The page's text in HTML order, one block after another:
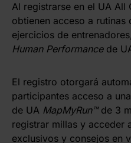
Al registrarse en el UA All
obtienen acceso a rutinas
ejercicios de
Human Performance de
El registro otorgará
participantes acceso a
de UA MapMyRun™de 3
registrar millas y acceder
exclusivos y consejos en